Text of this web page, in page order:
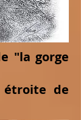
"la gorge
de